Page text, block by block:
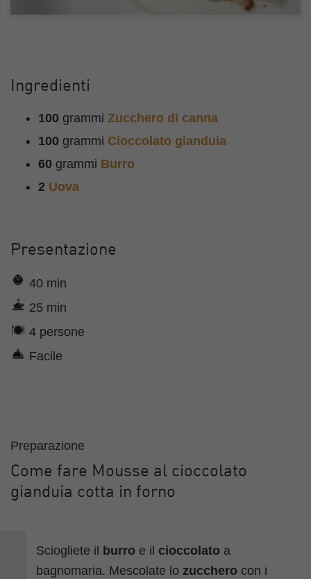
Ingredienti
100 grammi Zucchero di canna
100 grammi Cioccolato gianduia
60 grammi Burro
2 Uova
Presentazione
40 min
25 min
4 persone
Facile
Preparazione
Come fare Mousse al cioccolato
gianduia cotta in forno
Sciogliete il burro e il cioccolato a
bagnomaria. Mescolate lozucchero con i